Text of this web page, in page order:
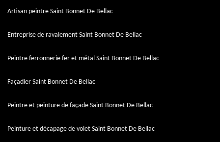
Artisan peintre Saint Bonnet De Bellac
Entreprise de ravalement Saint Bonnet De Bellac
Peintre ferronnerie fer et métal Saint Bonnet De Bellac
Façadier Saint Bonnet De Bellac
Peintre et peinture de façade Saint Bonnet De Bellac
Peinture et décapage de volet Saint Bonnet De Bellac